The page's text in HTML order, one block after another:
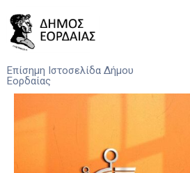
Επίσημη Ιστοσελίδα Δήμου
Εορδαίας
Ο